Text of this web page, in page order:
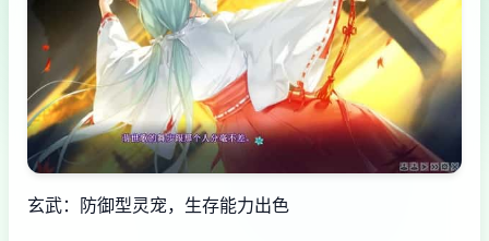
玄武：防御型灵宠，生存能力出色